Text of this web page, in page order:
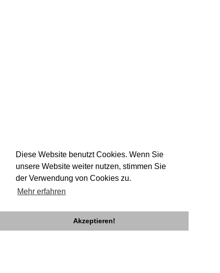
Diese Website benutzt Cookies. Wenn Sie
unsere Website weiter nutzen, stimmen Sie
der Verwendung von Cookies zu.
Mehr erfahren
Akzeptieren!